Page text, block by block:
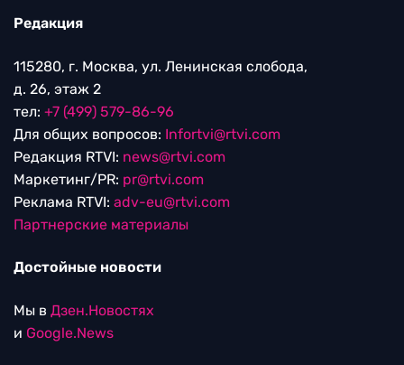
Редакция
115280, г. Москва, ул. Ленинская слобода,
д. 26, этаж 2
тел: +7 (499) 579-86-96
Для общих вопросов: Infortvi@rtvi.com
Редакция RTVI: news@rtvi.com
Маркетинг/PR: pr@rtvi.com
Реклама RTVI: adv-eu@rtvi.com
Партнерские материалы
Достойные новости
Мы в Дзен.Новостях
и Google.News